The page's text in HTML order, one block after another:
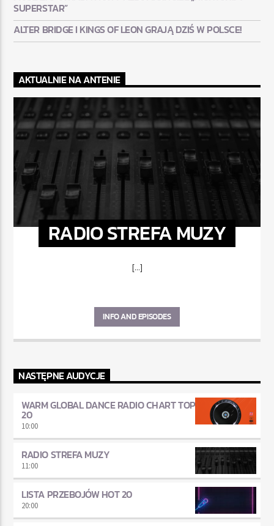
SUPERSTAR”
ALTER BRIDGE I KINGS OF LEON GRAJĄ DZIŚ W POLSCE!
AKTUALNIE NA ANTENIE
RADIO STREFA MUZY
[...]
INFO AND EPISODES
NASTĘPNE AUDYCJE
WARM GLOBAL DANCE RADIO CHART TOP
20
10:00
RADIO STREFA MUZY
11:00
LISTA PRZEBOJÓW HOT 20
20:00